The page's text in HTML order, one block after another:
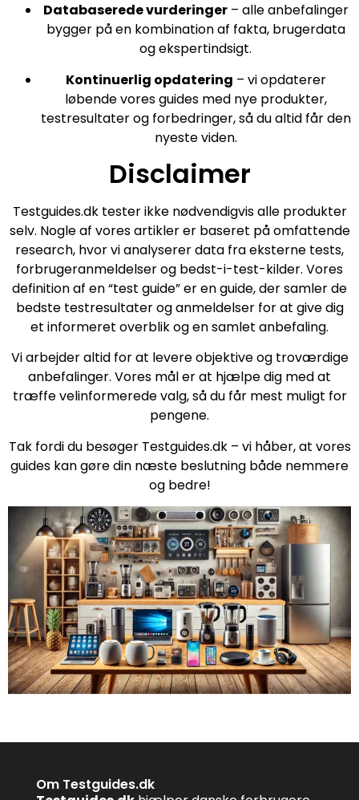
Databaserede vurderinger– alle anbefalinger
bygger på en kombination af fakta, brugerdata
og ekspertindsigt.
Kontinuerlig opdatering – vi opdaterer
løbende vores guides med nye produkter,
testresultater og forbedringer, så du altid får den
nyeste viden.
Disclaimer
Testguides.dk tester ikke nødvendigvis alle produkter
selv. Nogle af vores artikler er baseret på omfattende
research, hvor vi analyserer data fra eksterne tests,
forbrugeranmeldelser og bedst-i-test-kilder. Vores
definition af en “test guide” er en guide, der samler de
bedste testresultater og anmeldelser for at give dig
et informeret overblik og en samlet anbefaling.
Vi arbejder altid for at levere objektive og troværdige
anbefalinger. Vores mål er at hjælpe dig med at
træffe velinformerede valg, så du får mest muligt for
pengene.
Tak fordi du besøger Testguides.dk – vi håber, at vores
guides kan gøre din næste beslutning både nemmere
og bedre!
Om Testguides.dk